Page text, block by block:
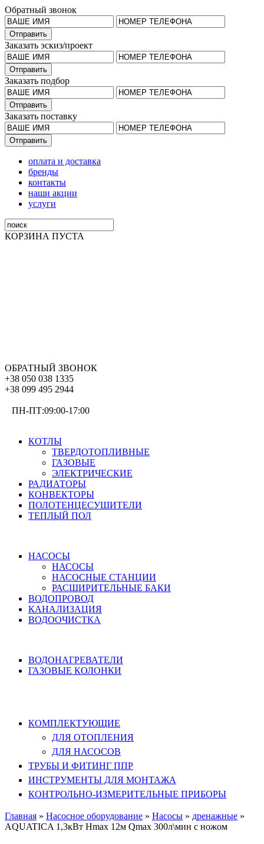
Обратный звонок
Заказать эскиз/проект
Заказать подбор
Заказать поставку
оплата и доставка
бренды
контакты
наши акции
услуги
КОРЗИНА ПУСТА
ОБРАТНЫЙ ЗВОНОК
+38 050 038 1335
+38 099 495 2944
ПН-ПТ:09:00-17:00
КОТЛЫ
ТВЕРДОТОПЛИВНЫЕ
ГАЗОВЫЕ
ЭЛЕКТРИЧЕСКИЕ
РАДИАТОРЫ
КОНВЕКТОРЫ
ПОЛОТЕНЦЕСУШИТЕЛИ
ТЕПЛЫЙ ПОЛ
НАСОСЫ
НАСОСЫ
НАСОСНЫЕ СТАНЦИИ
РАСШИРИТЕЛЬНЫЕ БАКИ
ВОДОПРОВОД
КАНАЛИЗАЦИЯ
ВОДООЧИСТКА
ВОДОНАГРЕВАТЕЛИ
ГАЗОВЫЕ КОЛОНКИ
КОМПЛЕКТУЮЩИЕ
ДЛЯ ОТОПЛЕНИЯ
ДЛЯ НАСОСОВ
ТРУБЫ И ФИТИНГ ППР
ИНСТРУМЕНТЫ ДЛЯ МОНТАЖА
КОНТРОЛЬНО-ИЗМЕРИТЕЛЬНЫЕ ПРИБОРЫ
Главная » Насосное оборудование » Насосы » дренажные »
AQUATICA 1,3кВт Hmax 12м Qmax 300л\мин с ножом